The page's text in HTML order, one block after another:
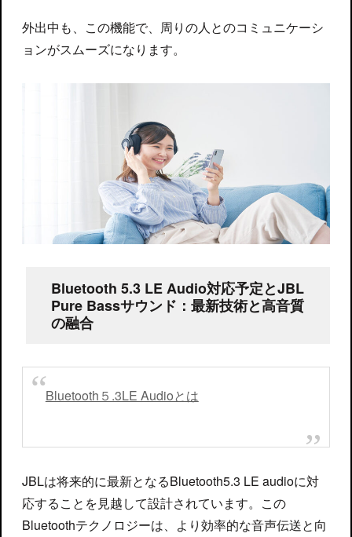
外出中も、この機能で、周りの人とのコミュニケーシ
ョンがスムーズになります。
Bluetooth 5.3 LE Audio対応予定とJBL
Pure Bassサウンド：最新技術と高音質
の融合
Bluetooth５.3LE Audioとは
JBLは将来的に最新となるBluetooth5.3 LE audioに対
応することを見越して設計されています。この
Bluetoothテクノロジーは、より効率的な音声伝送と向